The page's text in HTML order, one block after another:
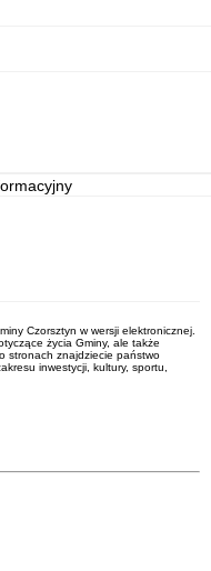
Czorsztyn w wersji elektronicznej.
życia Gminy, ale także
stronach znajdziecie państwo
inwestycji, kultury, sportu,